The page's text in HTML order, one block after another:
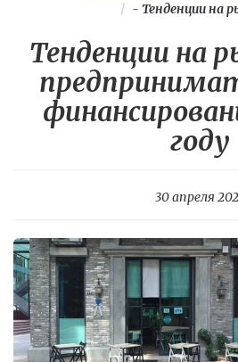
- Тенденции на
Тенденции на
году
30 апреля